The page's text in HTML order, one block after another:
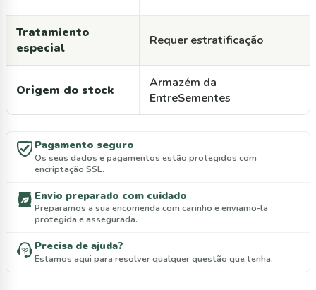
Tratamiento
especial
Requer estratificação
Origem do stock
Armazém da
EntreSementes
Pagamento seguro
Os seus dados e pagamentos estão protegidos com
encriptação SSL.
Envio preparado com cuidado
Preparamos a sua encomenda com carinho e enviamo-la
protegida e assegurada.
Precisa de ajuda?
Estamos aqui para resolver qualquer questão que tenha.